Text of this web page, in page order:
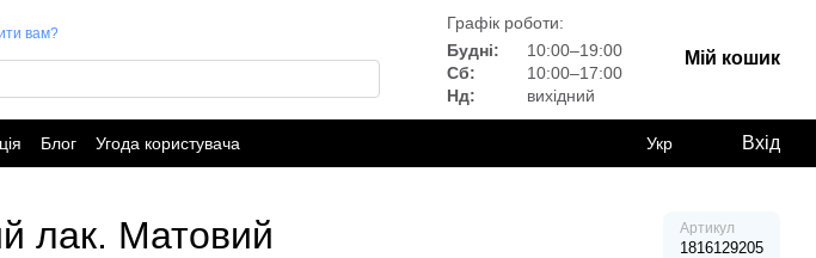
вам?
Графік роботи:
Будні:
10:00–19:00
Сб:
10:00–17:00
Нд:
вихідний
Мій кошик
Блог Угода користувача Укр Вхід
лак. Матовий Артикул
1816129205